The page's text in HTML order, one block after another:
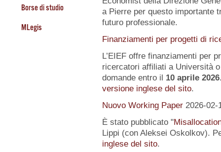
Borse di studio
MLegis
a Pierre per questo importante
futuro professionale.
Finanziamenti per progetti di
L’EIEF offre finanziamenti per
ricercatori affiliati a Università
domande entro il 10 aprile 2026
versione inglese del sito.
Nuovo Working Paper 2026-02-
È stato pubblicato "
Lippi (con Aleksei Oskolkov).
inglese del sito.